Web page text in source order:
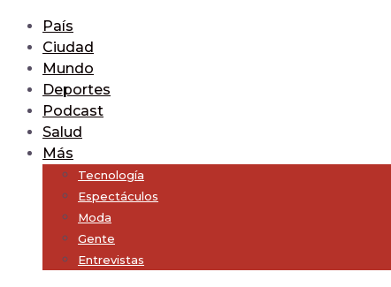
País
Ciudad
Mundo
Deportes
Podcast
Salud
Más
Tecnología
Espectáculos
Moda
Gente
Entrevistas